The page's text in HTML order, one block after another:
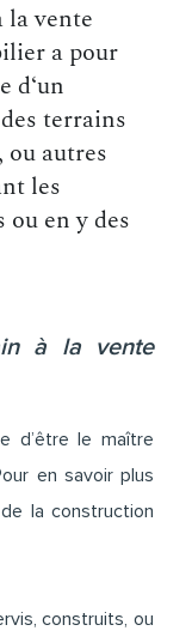
la vente
a pour
d‘un
terrains
ou autres
les
en y des
à la vente
d’être le maître
en savoir plus
la construction
construits, ou